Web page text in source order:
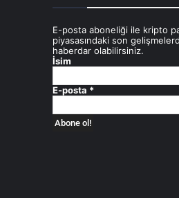
E-posta aboneliği ile kripto
piyasasındaki son
haberdar olabilirsiniz.
İsim
E-posta *